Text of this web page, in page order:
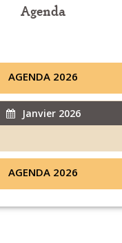
Agenda
AGENDA 2026
Janvier 2026
AGENDA 2026